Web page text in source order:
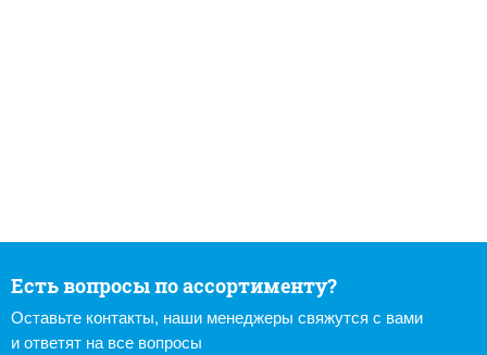
Есть вопросы по ассортименту?
Оставьте контакты, наши менеджеры свяжутся с вами
и ответят на все вопросы